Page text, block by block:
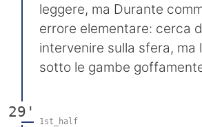
leggere, ma Durante
errore elementare: cerca
intervenire sulla sfera, ma
sotto le gambe
29'
1st_half